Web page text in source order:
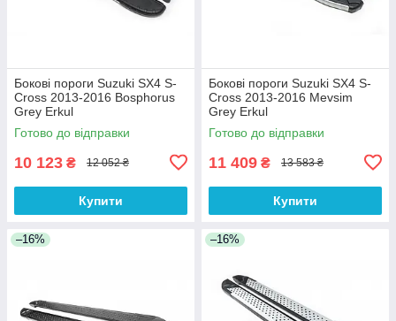
Бокові пороги Suzuki SX4 S-
Cross 2013-2016 Bosphorus
Grey Erkul
Готово до відправки
10 123 ₴ 12 052 ₴
Купити
Бокові пороги Suzuki SX4 S-
Cross 2013-2016 Mevsim
Grey Erkul
Готово до відправки
11 409 ₴ 13 583 ₴
Купити
–16% –16%